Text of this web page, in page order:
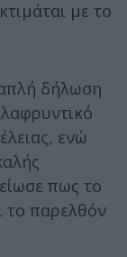
με το
απλή δήλωση
ενώ
πως το
το παρελθόν